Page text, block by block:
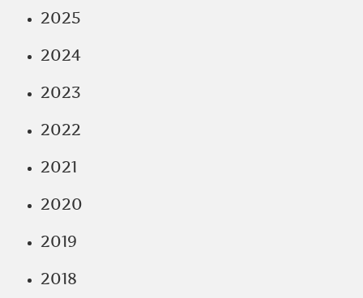
2025
2024
2023
2022
2021
2020
2019
2018